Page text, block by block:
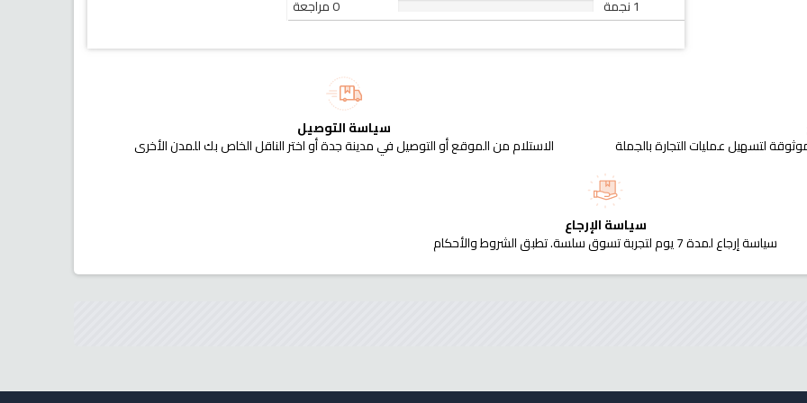
1 نجمة
0 مراجعة
لتسهيل عمليات التجارة بالجملة
سياسة التوصيل
الاستلام من الموقع أو التوصيل في مدينة جدة أو اختر الناقل الخاص بك للمدن الأخرى
سياسة الإرجاع
سياسة إرجاع لمدة 7 يوم لتجربة تسوق سلسة. تطبق الشروط والأحكام